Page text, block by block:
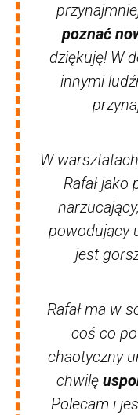
poznać
dziękuję! W
innymi
W
Rafał jako
powodujący
jest
Rafał ma w
coś co
chaotyczny
chwilę
Polecam i